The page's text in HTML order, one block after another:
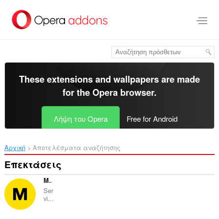
στο
κύριο
These extensions and wallpapers are made
for theOpera browser.
Λήψη του Opera Free for Android
Αρχική Αποτελέσματα αναζήτησης
Επεκτάσεις
Megabonus - Cash Back up to 40%
Ser
vi...